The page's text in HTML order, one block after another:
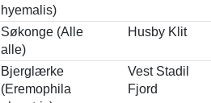
hyemalis)
Søkonge (Alle
alle)
Husby Klit
Bjerglærke
(Eremophila
Vest Stadil
Fjord